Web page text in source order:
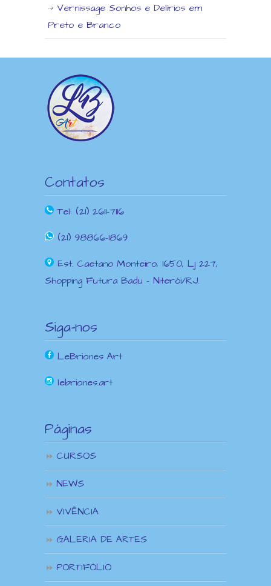
Vernissage Sonhos e Delírios em
Preto e Branco
Contatos
Tel: (21) 2611-7116
(21) 98866-1869
Est. Caetano Monteiro, 1650, Lj 227,
Shopping Futura Badu – Niterói/RJ.
Siga-nos
LeBriones Art
lebriones.art
Páginas
CURSOS
NEWS
VIVÊNCIA
GALERIA DE ARTES
PORTIFÓLIO